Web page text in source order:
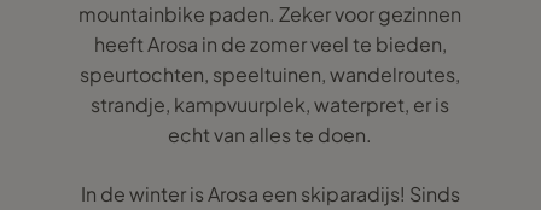
mountainbike paden. Zeker voor gezinnen
heeft Arosa in de zomer veel te bieden,
speurtochten, speeltuinen, wandelroutes,
strandje, kampvuurplek, waterpret, er is
echt van alles te doen.
In de winter is Arosa een skiparadijs! Sinds